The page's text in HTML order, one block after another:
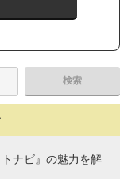
ナビ』の魅力を解